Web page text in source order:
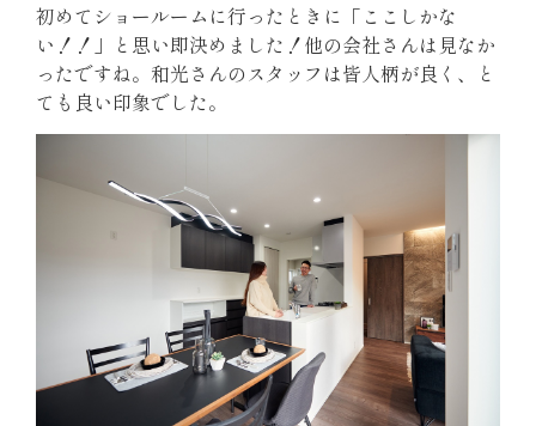
初めてショールームに行ったときに「ここしかな
い！！」と思い即決めました！他の会社さんは見なか
ったですね。和光さんのスタッフは皆人柄が良く、と
ても良い印象でした。